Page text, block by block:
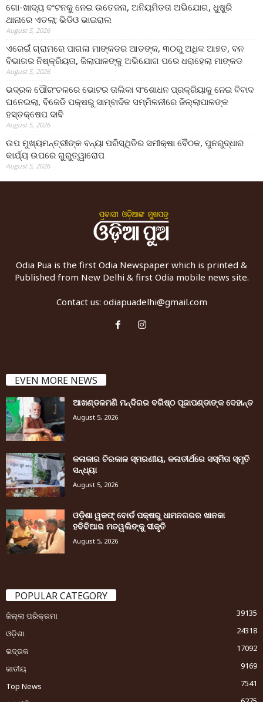
ଗୋ-ଖାଦ୍ୟ ବଂଟନକୁ ନେଇ ଉତେଜନା, ଅନିୟମିତତା ଅଭିଯୋଗ, ଧୁଷୁରି
ଥାନାରେ ଏତଲା; ଭିଡିଓ ଭାଇରାଲ
August 5, 2026
ଏରେଇଁ ଗ୍ରାମରେ ପାଗଳା ମାଙ୍କଡର ଆତଙ୍କ, ୩୦ରୁ ଅଧିକ ଆହତ, ବନ
ବିଭାଗର ନିଷ୍କ୍ରିୟତା, ଜିଲାପାଳଙ୍କୁ ଅଭିଯୋଗ ପରେ ଧରାହେଲା ମାଙ୍କଡ
August 5, 2026
ଭଦ୍ରକ ପୌରଂଚଳରେ ଭୋଟର ତାଲିକା ସଂଶୋଧନ ପ୍ରକ୍ରିୟାକୁ ନେଇ ବିବାଦ
ଘନେଇଲା, ବିଜେଡି ପକ୍ଷରୁ ସାମ୍ବାଦିକ ସମ୍ମିଳନୀରେ ଜିଲ୍ଲାପାଳଙ୍କ
ହସ୍ତକ୍ଷେପ ଦାବି
August 5, 2026
ଉପ ମୁଖ୍ୟମନ୍ତ୍ରୀଙ୍କ ବନ୍ୟା ପରିସ୍ଥିତିର ସମୀକ୍ଷା ବୈଠକ, ପୁନରୁଦ୍ଧାର
କାର୍ଯ୍ୟ ଉପରେ ଗୁରୁତ୍ୱାରୋପ
August 5, 2026
Odia Pua is the first Odia Newspaper which is printed &
Published from New Delhi & first Odia mobile news site.
Contact us: odiapuadelhi@gmail.com
EVEN MORE NEWS
ଆଖଣ୍ଡଳମଣି ମନ୍ଦିରର ବରିଷ୍ଠ ପୂଜାପଣ୍ଡାଙ୍କ ଦେହାନ୍ତ
August 5, 2026
କଳାକାର ଚିରକାଳ ସ୍ମରଣୀୟ, କଳାତୀର୍ଥରେ ସସ୍ମିତା ସ୍ମୃତି
ସନ୍ଧ୍ୟା
August 5, 2026
ଓଡ଼ିଶା ୱକଫ୍ ବୋର୍ଡ ପକ୍ଷରୁ ଧାମନଗରର ଖାନକା
ହବିବିଆର ମତୱଲିଙ୍କୁ ସୀକୃତି
August 5, 2026
POPULAR CATEGORY
ଜିଲ୍ଲା ପରିକ୍ରମା
39135
ଓଡ଼ିଶା
24318
ଭଦ୍ରକ
17092
ଜାତୀୟ
9169
Top News
7541